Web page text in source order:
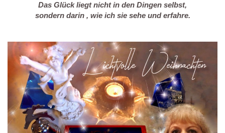
Das Glück liegt nicht in den Dingen selbst,
sondern darin , wie ich sie sehe und erfahre.